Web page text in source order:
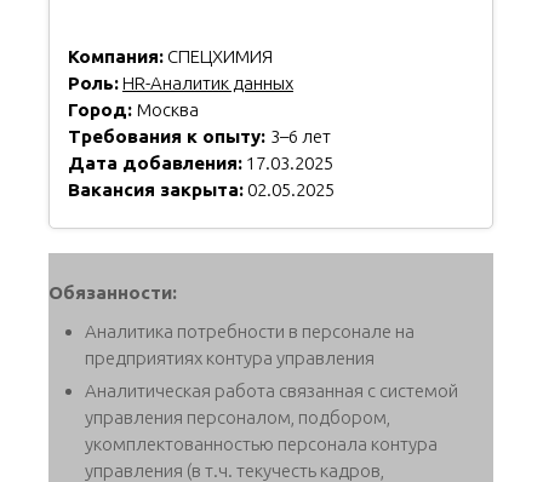
Компания: СПЕЦХИМИЯ
Роль:HR-Аналитик данных
Город: Москва
Требования к опыту: 3–6 лет
Дата добавления: 17.03.2025
Вакансия закрыта: 02.05.2025
Обязанности:
Аналитика потребности в персонале на
предприятиях контура управления
Аналитическая работа связанная с системой
управления персоналом, подбором,
укомплектованностью персонала контура
управления (в т.ч. текучесть кадров,